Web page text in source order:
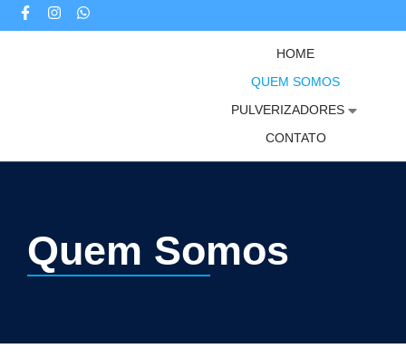
HOME
QUEM SOMOS
PULVERIZADORES
CONTATO
Quem Somos